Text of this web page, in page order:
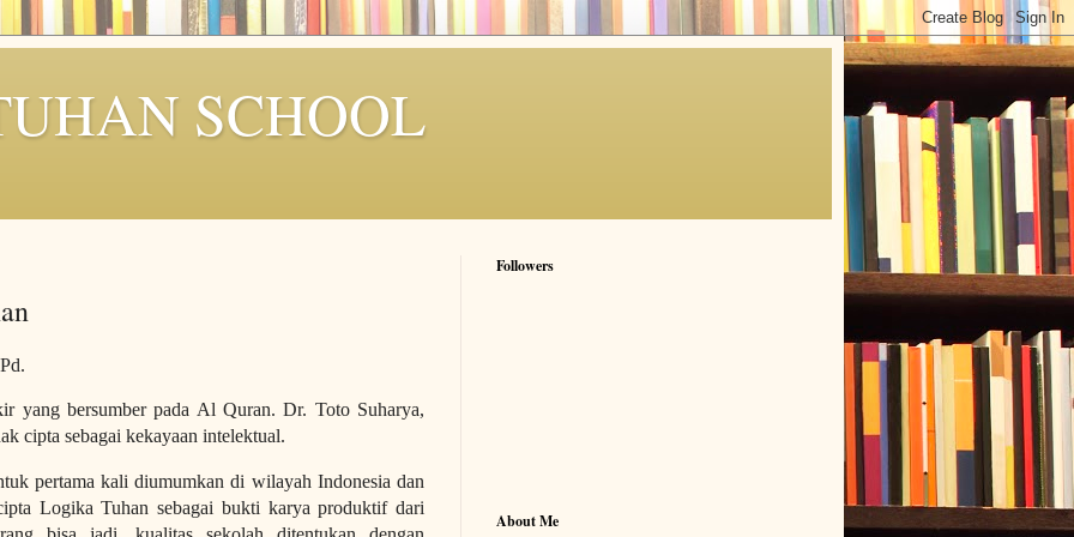
SCHOOL
yang bersumber pada Al Quran. Dr. Toto Suharya,
cipta sebagai kekayaan intelektual.
pertama kali diumumkan di wilayah Indonesia dan
Logika Tuhan sebagai bukti karya produktif dari
Followers
About Me